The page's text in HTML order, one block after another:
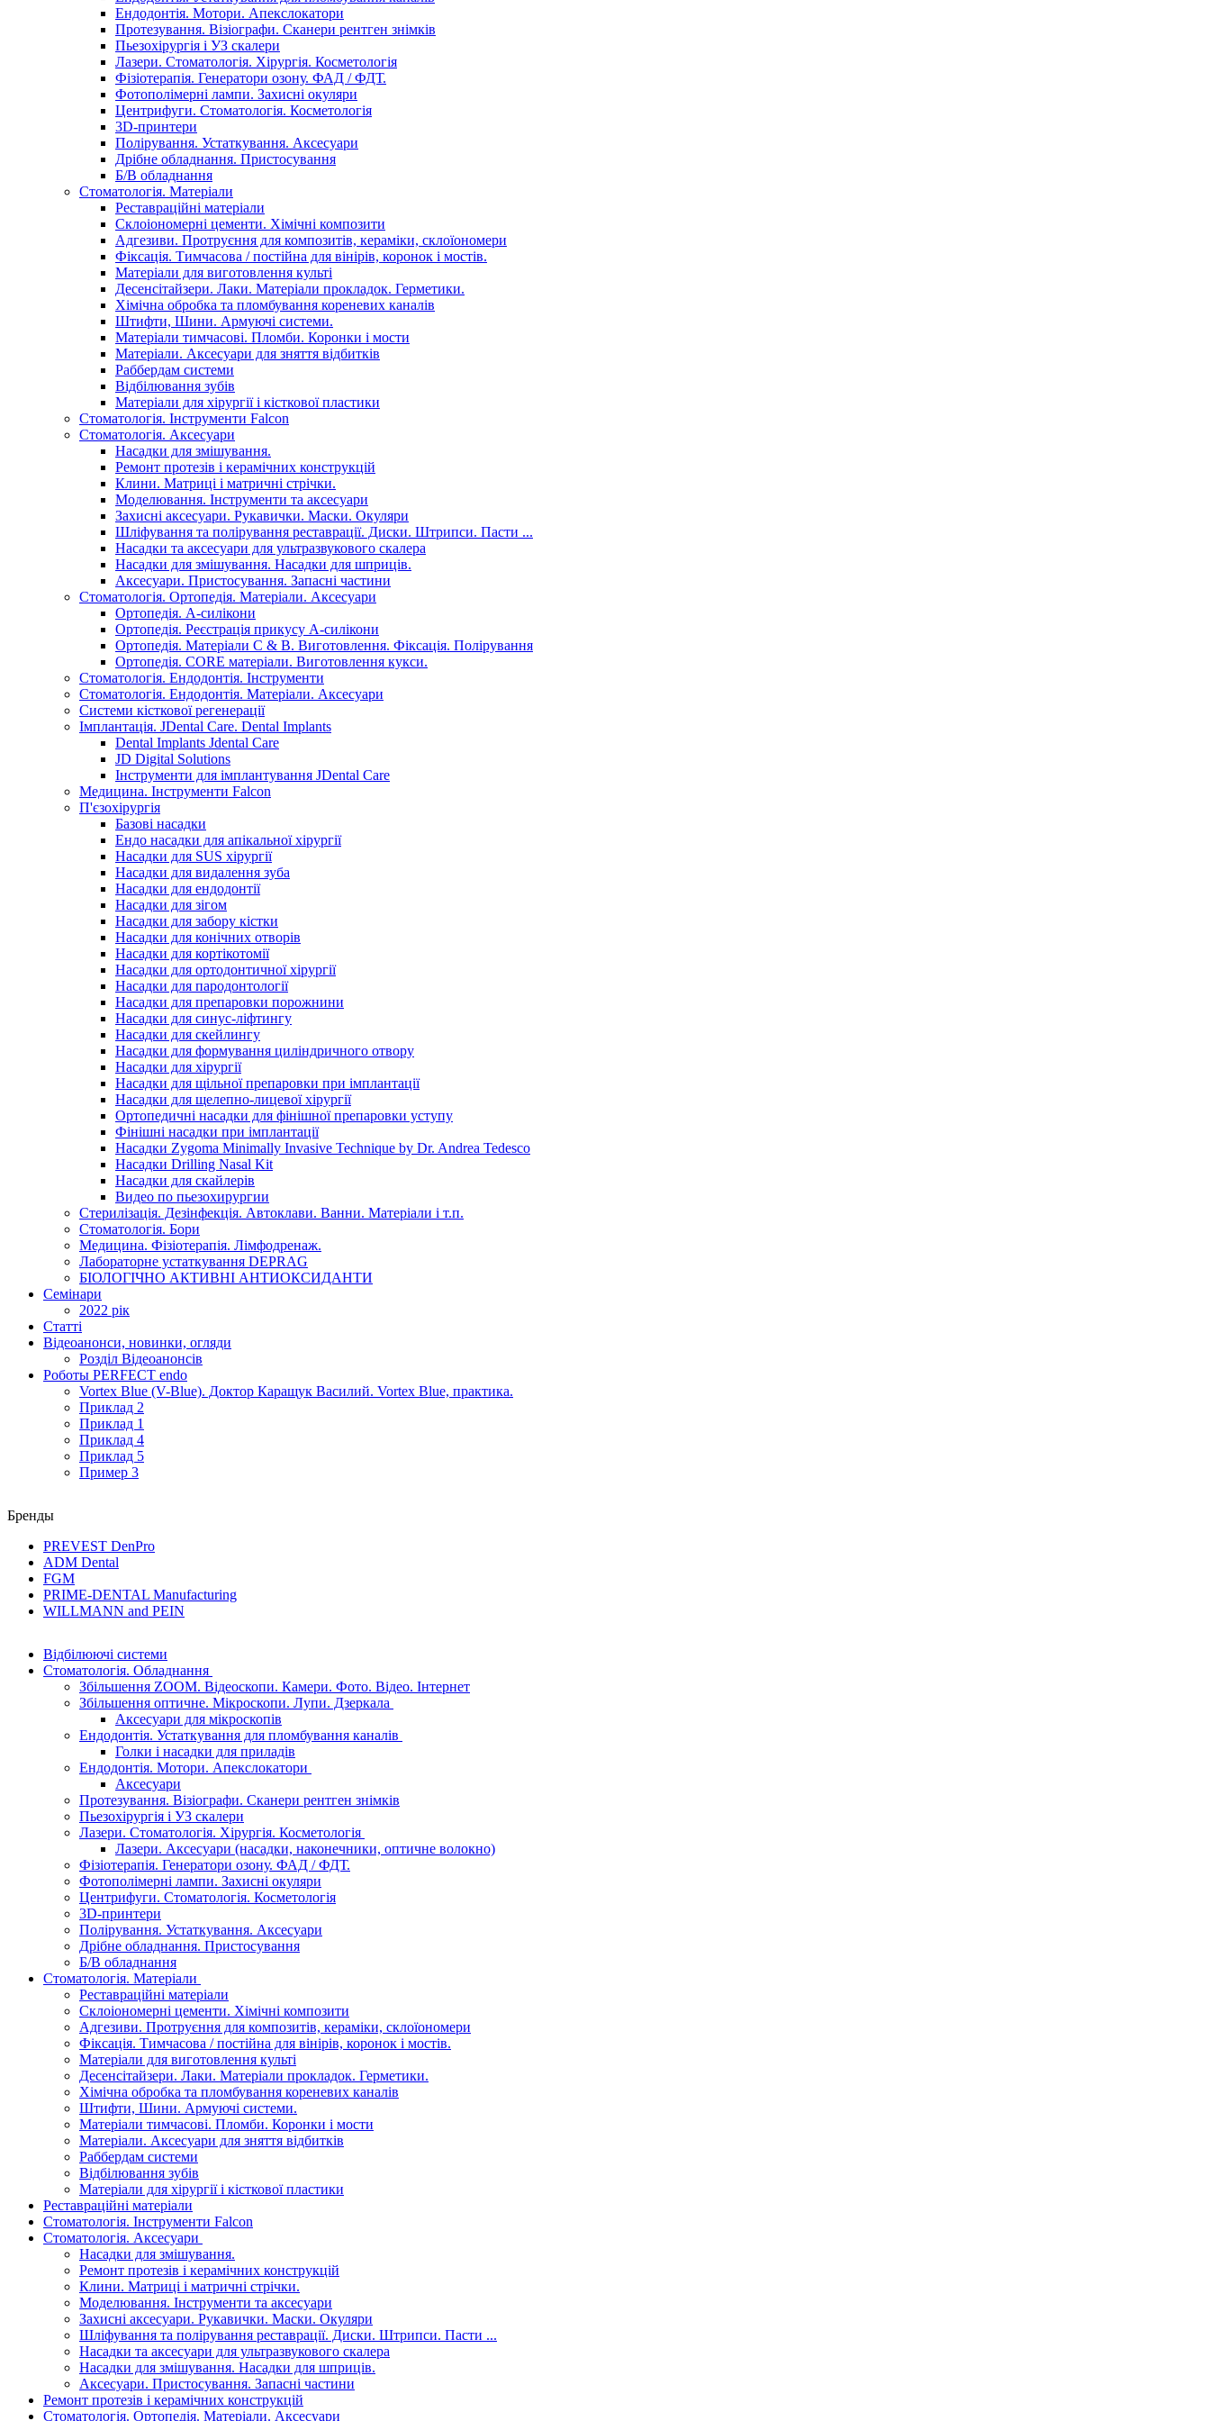
Ендодонтія. Мотори. Апекслокатори
Протезування. Візіографи. Сканери рентген знімків
Пьезохірургія і УЗ cкалери
Лазери. Стоматологія. Хірургія. Косметологія
Фізіотерапія. Генератори озону. ФАД / ФДТ.
Фотополімерні лампи. Захисні окуляри
Центрифуги. Стоматологія. Косметологія
3D-принтери
Полірування. Устаткування. Аксесуари
Дрібне обладнання. Пристосування
Б/В обладнання
Стоматологія. Матеріали
Реставраційні матеріали
Склоіономерні цементи. Хімічні композити
Адгезиви. Протруєння для композитів, кераміки, склоїономери
Фіксація. Тимчасова / постійна для вінірів, коронок і мостів.
Матеріали для виготовлення культі
Десенсітайзери. Лаки. Матеріали прокладок. Герметики.
Хімічна обробка та пломбування кореневих каналів
Штифти, Шини. Армуючі системи.
Матеріали тимчасові. Пломби. Коронки і мости
Матеріали. Аксесуари для зняття відбитків
Раббердам системи
Відбілювання зубів
Матеріали для хірургії і кісткової пластики
Стоматологія. Інструменти Falcon
Стоматологія. Аксесуари
Насадки для змішування.
Ремонт протезів і керамічних конструкцій
Клини. Матриці і матричні стрічки.
Моделювання. Інструменти та аксесуари
Захисні аксесуари. Рукавички. Маски. Окуляри
Шліфування та полірування реставрації. Диски. Штрипси. Пасти ...
Насадки та аксесуари для ультразвукового скалера
Насадки для змішування. Насадки для шприців.
Аксесуари. Пристосування. Запасні частини
Стоматологія. Ортопедія. Матеріали. Аксесуари
Ортопедія. А-силікони
Ортопедія. Реєстрація прикусу А-силікони
Ортопедія. Матеріали C & B. Виготовлення. Фіксація. Полірування
Ортопедія. CORE матеріали. Виготовлення кукси.
Стоматологія. Ендодонтія. Інструменти
Стоматологія. Ендодонтія. Матеріали. Аксесуари
Системи кісткової регенерації
Імплантація. JDental Care. Dental Implants
Dental Implants Jdental Care
JD Digital Solutions
Інструменти для імплантування JDental Care
Медицина. Інструменти Falcon
П'єзохірургія
Базові насадки
Ендо насадки для апікальної хірургії
Насадки для SUS хірургії
Насадки для видалення зуба
Насадки для ендодонтії
Насадки для зігом
Насадки для забору кістки
Насадки для конічних отворів
Насадки для кортікотомії
Насадки для ортодонтичної хірургії
Насадки для пародонтології
Насадки для препаровки порожнини
Насадки для синус-ліфтингу
Насадки для скейлингу
Насадки для формування циліндричного отвору
Насадки для хірургії
Насадки для щільної препаровки при імплантації
Насадки для щелепно-лицевої хірургії
Ортопедичні насадки для фінішної препаровки уступу
Фінішні насадки при імплантації
Насадки Zygoma Minimally Invasive Technique by Dr. Andrea Tedesco
Насадки Drilling Nasal Kit
Насадки для скайлерів
Видео по пьезохирургии
Стерилізація. Дезінфекція. Автоклави. Ванни. Матеріали і т.п.
Стоматологія. Бори
Медицина. Фізіотерапія. Лімфодренаж.
Лабораторне устаткування DEPRAG
БІОЛОГІЧНО АКТИВНІ АНТИОКСИДАНТИ
Семінари
2022 рік
Статті
Відеоанонси, новинки, огляди
Розділ Відеоанонсів
Роботы PERFECT endo
Vortex Blue (V-Blue). Доктор Каращук Василий. Vortex Blue, практика.
Приклад 2
Приклад 1
Приклад 4
Приклад 5
Пример 3
Бренды
PREVEST DenPro
ADM Dental
FGM
PRIME-DENTAL Manufacturing
WILLMANN and PEIN
Відбілюючі системи
Стоматологія. Обладнання
Збільшення ZOOM. Відеоскопи. Камери. Фото. Відео. Інтернет
Збільшення оптичне. Мікроскопи. Лупи. Дзеркала
Аксесуари для мікроскопів
Ендодонтія. Устаткування для пломбування каналів
Голки і насадки для приладів
Ендодонтія. Мотори. Апекслокатори
Аксесуари
Протезування. Візіографи. Сканери рентген знімків
Пьезохірургія і УЗ cкалери
Лазери. Стоматологія. Хірургія. Косметологія
Лазери. Аксесуари (насадки, наконечники, оптичне волокно)
Фізіотерапія. Генератори озону. ФАД / ФДТ.
Фотополімерні лампи. Захисні окуляри
Центрифуги. Стоматологія. Косметологія
3D-принтери
Полірування. Устаткування. Аксесуари
Дрібне обладнання. Пристосування
Б/В обладнання
Стоматологія. Матеріали
Реставраційні матеріали
Склоіономерні цементи. Хімічні композити
Адгезиви. Протруєння для композитів, кераміки, склоїономери
Фіксація. Тимчасова / постійна для вінірів, коронок і мостів.
Матеріали для виготовлення культі
Десенсітайзери. Лаки. Матеріали прокладок. Герметики.
Хімічна обробка та пломбування кореневих каналів
Штифти, Шини. Армуючі системи.
Матеріали тимчасові. Пломби. Коронки і мости
Матеріали. Аксесуари для зняття відбитків
Раббердам системи
Відбілювання зубів
Матеріали для хірургії і кісткової пластики
Реставраційні матеріали
Стоматологія. Інструменти Falcon
Стоматологія. Аксесуари
Насадки для змішування.
Ремонт протезів і керамічних конструкцій
Клини. Матриці і матричні стрічки.
Моделювання. Інструменти та аксесуари
Захисні аксесуари. Рукавички. Маски. Окуляри
Шліфування та полірування реставрації. Диски. Штрипси. Пасти ...
Насадки та аксесуари для ультразвукового скалера
Насадки для змішування. Насадки для шприців.
Аксесуари. Пристосування. Запасні частини
Ремонт протезів і керамічних конструкцій
Стоматологія. Ортопедія. Матеріали. Аксесуари